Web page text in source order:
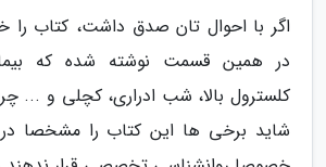
اگر با احوال تان صدق داشت، کتاب را
در همین قسمت نوشته شده که
کلسترول بالا، شب ادراری، کچلی و ...
شاید برخی ها این کتاب را مشخصا در